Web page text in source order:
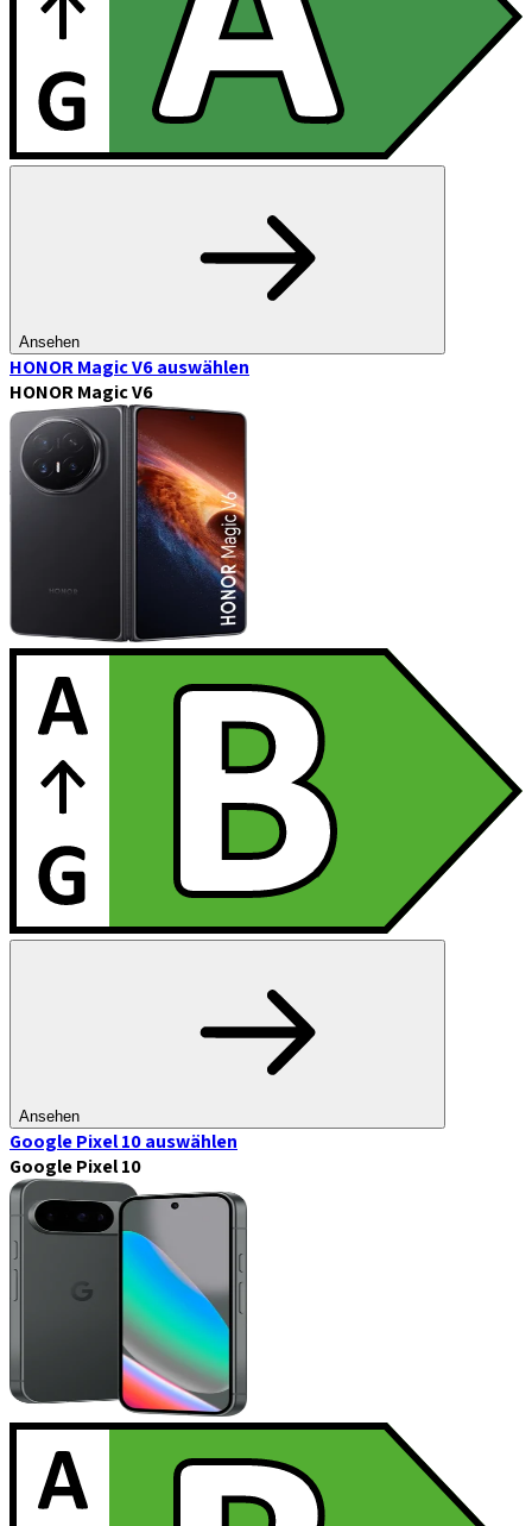
Ansehen
HONOR Magic V6auswählen
HONOR Magic V6
Ansehen
Google Pixel 10auswählen
Google Pixel 10